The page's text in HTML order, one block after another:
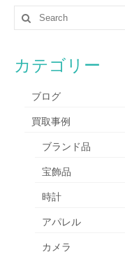
カテゴリー
ブログ
買取事例
ブランド品
宝飾品
時計
アパレル
カメラ